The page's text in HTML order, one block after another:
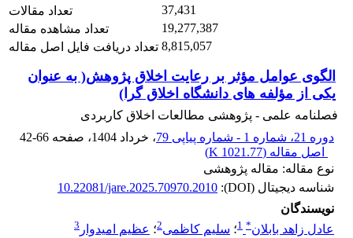
تعداد مقالات
37,431
تعداد مشاهده مقاله
19,277,387
تعداد دریافت فایل اصل مقاله 8,815,057
الگوی عوامل مؤثر بر رعایت اخلاق پژوهش( به عنوان
یکی از مؤلفه های دانشگاه اخلاق گرا)
فصلنامه علمی - پژوهشی مطالعات اخلاق کاربردی
دوره 21، شماره 1 - شماره پیاپی 79
، خرداد 1404 ، صفحه 42-66
اصل مقاله (1021.77 K
)
نوع مقاله: مقاله پژوهشی
شناسه دیجیتال (DOI):
10.22081/jare.2025.70970.2010
نویسندگان
عادل زاهد بابلان*
1؛ سلیم کاظمی2؛ عظیم امیدوار 3